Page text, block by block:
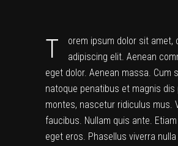
T
orem ipsum dolor sit amet,
adipiscing elit. Aenean
eget dolor. Aenean massa. Cum
natoque penatibus et magnis
montes, nascetur ridiculus mus.
faucibus. Nullam quis ante.
eget eros. Phasellus viverra